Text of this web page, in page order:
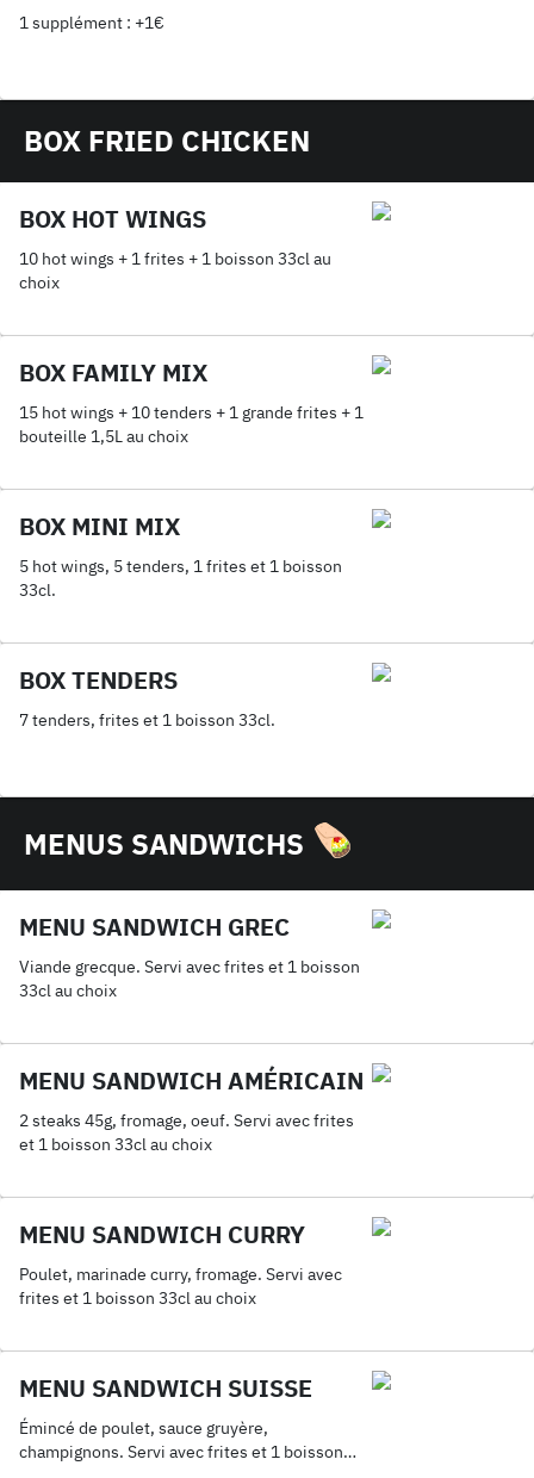
1 supplément : +1€
BOX FRIED CHICKEN
BOX HOT WINGS
10 hot wings + 1 frites + 1 boisson 33cl au
choix
BOX FAMILY MIX
15 hot wings + 10 tenders + 1 grande frites + 1
bouteille 1,5L au choix
BOX MINI MIX
5 hot wings, 5 tenders, 1 frites et 1 boisson
33cl.
BOX TENDERS
7 tenders, frites et 1 boisson 33cl.
MENUS SANDWICHS
MENU SANDWICH GREC
Viande grecque. Servi avec frites et 1 boisson
33cl au choix
MENU SANDWICH AMÉRICAIN
2 steaks 45g, fromage, oeuf. Servi avec frites
et 1 boisson 33cl au choix
MENU SANDWICH CURRY
Poulet, marinade curry, fromage. Servi avec
frites et 1 boisson 33cl au choix
MENU SANDWICH SUISSE
Émincé de poulet, sauce gruyère,
champignons. Servi avec frites et 1 boisson